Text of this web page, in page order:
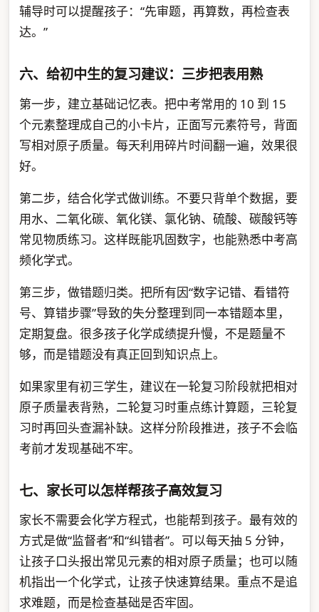
辅导时可以提醒孩子：“先审题，再算数，再检查表
达。”
六、给初中生的复习建议：三步把表用熟
第一步，建立基础记忆表。把中考常用的 10 到 15
个元素整理成自己的小卡片，正面写元素符号，背面
写相对原子质量。每天利用碎片时间翻一遍，效果很
好。
第二步，结合化学式做训练。不要只背单个数据，要
用水、二氧化碳、氧化镁、氯化钠、硫酸、碳酸钙等
常见物质练习。这样既能巩固数字，也能熟悉中考高
频化学式。
第三步，做错题归类。把所有因“数字记错、看错符
号、算错步骤”导致的失分整理到同一本错题本里，
定期复盘。很多孩子化学成绩提升慢，不是题量不
够，而是错题没有真正回到知识点上。
如果家里有初三学生，建议在一轮复习阶段就把相对
原子质量表背熟，二轮复习时重点练计算题，三轮复
习时再回头查漏补缺。这样分阶段推进，孩子不会临
考前才发现基础不牢。
七、家长可以怎样帮孩子高效复习
家长不需要会化学方程式，也能帮到孩子。最有效的
方式是做“监督者”和“纠错者”。可以每天抽 5 分钟，
让孩子口头报出常见元素的相对原子质量；也可以随
机指出一个化学式，让孩子快速算结果。重点不是追
求难题，而是检查基础是否牢固。